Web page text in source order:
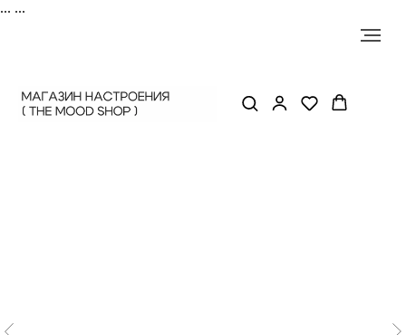
... ...